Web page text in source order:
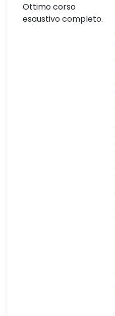
Ottimo corso
esaustivo completo.